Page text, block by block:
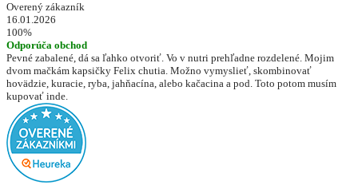
Overený zákazník
16.01.2026
100%
Odporúča obchod
Pevné zabalené, dá sa ľahko otvoriť. Vo v nutri prehľadne rozdelené. Mojim
dvom mačkám kapsičky Felix chutia. Možno vymyslieť, skombinovať
hovädzie, kuracie, ryba, jahňacína, alebo kačacina a pod. Toto potom musím
kupovať inde.